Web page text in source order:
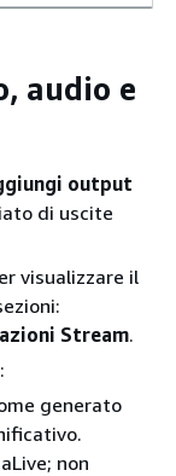
audio e
output
di uscite
visualizzare il
Stream.
generato
non